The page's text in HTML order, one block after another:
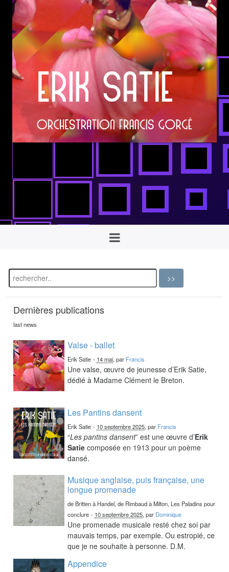
Dernières publications
last news
Valse - ballet
Erik Satie - 14 mai, par Francis
Une valse, œuvre de jeunesse d’Erik Satie,
dédié à Madame Clément le Breton.
Les Pantins dansent
Erik Satie - 10 septembre 2025, par Francis
“Les pantins dansent” est une œuvre d’Erik
Satie composée en 1913 pour un poème
dansé.
Musique anglaise, puis française, une
longue promenade
de Britten à Handel, de Rimbaud à Milton, Les Paladins pour
conclure - 10 septembre 2025, par Dominique
Une promenade musicale resté chez soi par
mauvais temps, par exemple. Ou estropié, ce
que je ne souhaite à personne. D.M.
Appendice